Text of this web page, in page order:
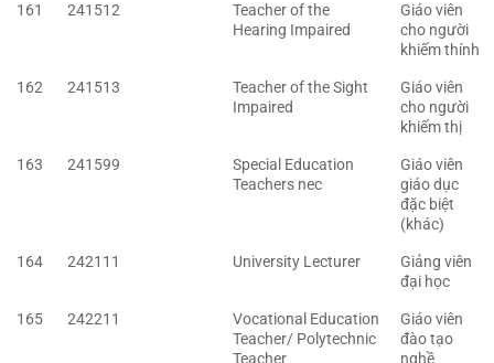
161
241512
Teacher of the
Hearing Impaired
Giáo viên
cho người
khiếm thính
162
241513
Teacher of the Sight
Impaired
Giáo viên
cho người
khiếm thị
163
241599
Special Education
Teachers nec
Giáo viên
giáo dục
đặc biệt
(khác)
164
242111 University Lecturer
Giảng viên
đại học
165
242211
Vocational Education
Teacher/ Polytechnic
Giáo viên
đào tạo